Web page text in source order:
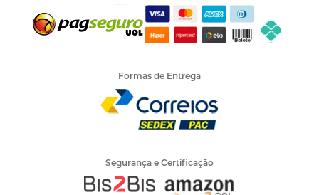
Formas de Entrega
Segurança e Certificação